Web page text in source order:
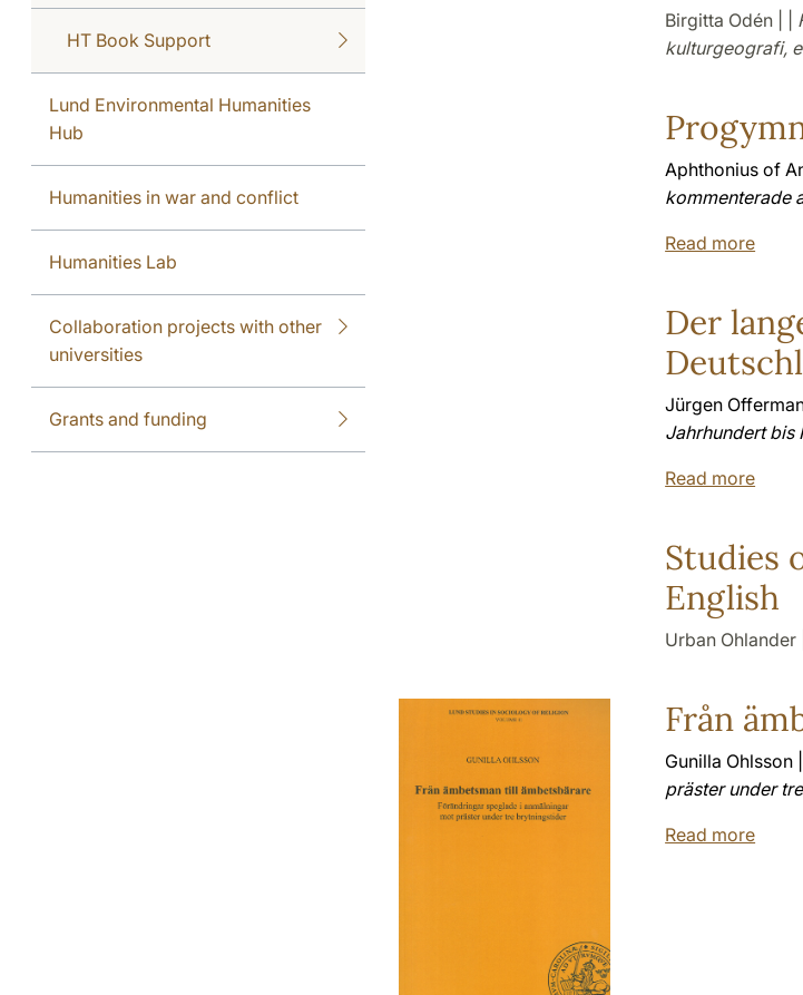
HT Book Support
Lund Environmental Humanities
Hub
Humanities in war and conflict
Humanities Lab
Collaboration projects with other
universities
Grants and funding
Birgitta Odén | |
kulturgeografi,
Aphthonius of
kommenterade
Read more
Der
Jürgen
Jahrhundert bis
Read more
Studies
English
Urban Ohlander
Från
Gunilla Ohlsson |
präster under
Read more